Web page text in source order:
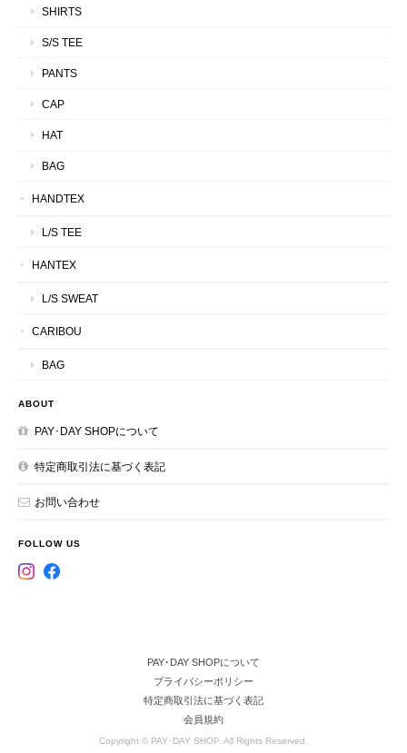
SHIRTS
S/S TEE
PANTS
CAP
HAT
BAG
HANDTEX
L/S TEE
HANTEX
L/S SWEAT
CARIBOU
BAG
ABOUT
PAY･DAY SHOPについて
特定商取引法に基づく表記
お問い合わせ
FOLLOW US
PAY･DAY SHOPについて
プライバシーポリシー
特定商取引法に基づく表記
会員規約
Copyright © PAY･DAY SHOP. All Rights Reserved.